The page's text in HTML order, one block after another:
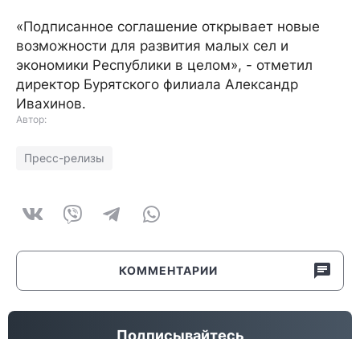
«Подписанное соглашение открывает новые
возможности для развития малых сел и
экономики Республики в целом», - отметил
директор Бурятского филиала Александр
Ивахинов.
Автор:
Пресс-релизы
КОММЕНТАРИИ
Подписывайтесь